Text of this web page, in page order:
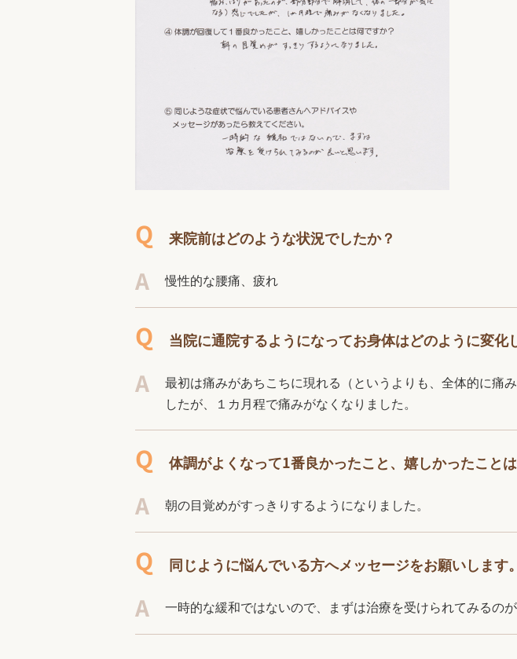
来院前はどのような状況でしたか？
慢性的な腰痛、疲れ
当院に通院するようになってお身体はどのように変化
最初は痛みがあちこちに現れる（というよりも、全体的に痛
したが、１カ月程で痛みがなくなりました。
体調がよくなって1番良かったこと、嬉しかったこと
朝の目覚めがすっきりするようになりました。
同じように悩んでいる方へメッセージをお願いします。
一時的な緩和ではないので、まずは治療を受けられてみるのが